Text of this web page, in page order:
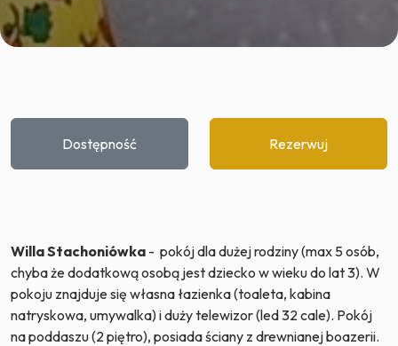
Dostępność Rezerwuj
Willa Stachoniówka - pokój dla dużej rodziny (max 5 osób,
chyba że dodatkową osobą jest dziecko w wieku do lat 3). W
pokoju znajduje się własna łazienka (toaleta, kabina
natryskowa, umywalka) i duży telewizor (led 32 cale). Pokój
na poddaszu (2 piętro), posiada ściany z drewnianej boazerii.